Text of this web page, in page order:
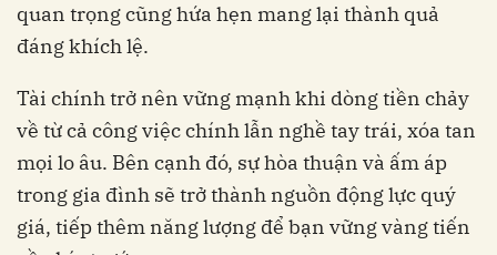
quan trọng cũng hứa hẹn mang lại thành quả
đáng khích lệ.
Tài chính trở nên vững mạnh khi dòng tiền chảy
về từ cả công việc chính lẫn nghề tay trái, xóa tan
mọi lo âu. Bên cạnh đó, sự hòa thuận và ấm áp
trong gia đình sẽ trở thành nguồn động lực quý
giá, tiếp thêm năng lượng để bạn vững vàng tiến